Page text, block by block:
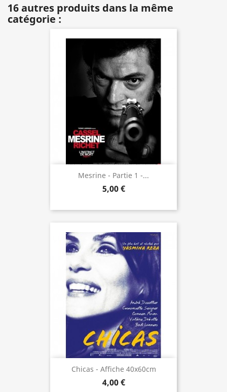
16 autres produits dans la même
catégorie :
Mesrine - Partie 1 -...
5,00 €
Chicas - Affiche 40x60cm
4,00 €